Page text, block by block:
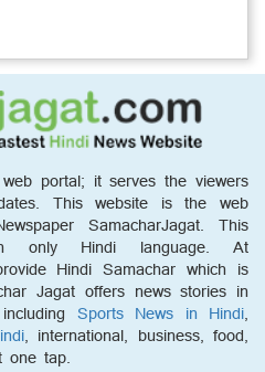
portal; it serves the viewers
This website is the web
SamacharJagat. This
only Hindi language. At
Hindi Samachar which is
Jagat offers news stories in
Sports News in Hindi,
, international, business, food,
one tap.